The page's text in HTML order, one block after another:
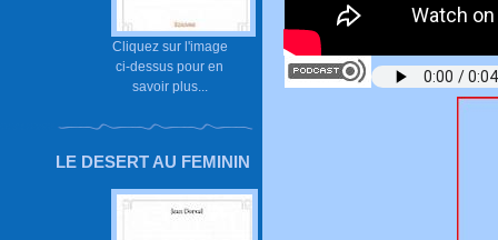
Cliquez sur l'image
ci-dessus pour en
savoir plus...
LE DESERT AU FEMININ